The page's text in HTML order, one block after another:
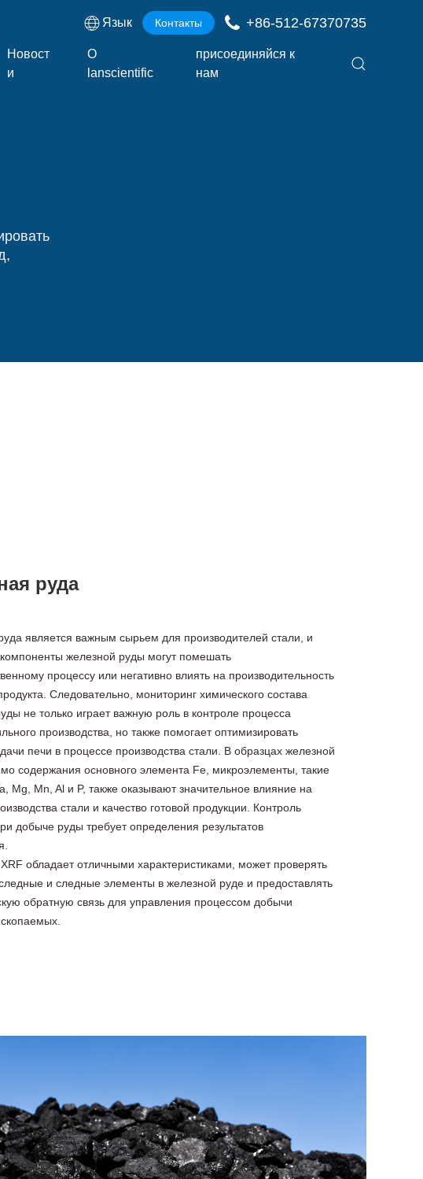
Язык Контакты +86-512-67370735
Новост
и
О
lanscientific
присоединяйся к
нам
руда
является важным сырьем для производителей стали, и
железной руды могут помешать
процессу или негативно влиять на производительность
Следовательно, мониторинг химического состава
не только играет важную роль в контроле процесса
производства, но также помогает оптимизировать
печи в процессе производства стали. В образцах железной
содержания основного элемента Fe, микроэлементы, такие
Mg, Mn, Al и P, также оказывают значительное влияние на
стали и качество готовой продукции. Контроль
добыче руды требует определения результатов
обладает отличными характеристиками, может проверять
и следные элементы в железной руде и предоставлять
обратную связь для управления процессом добычи